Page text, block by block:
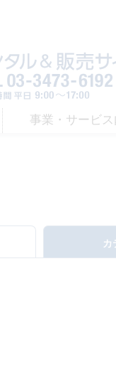
事業・サービ
カ